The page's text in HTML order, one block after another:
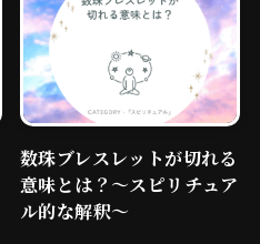
数珠ブレスレットが切れる
意味とは？～スピリチュア
ル的な解釈～